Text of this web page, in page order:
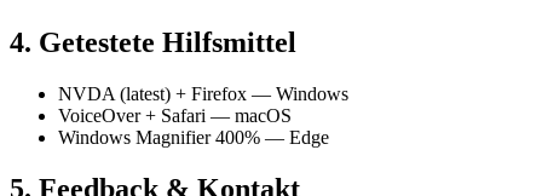
4. Getestete Hilfsmittel
NVDA (latest) + Firefox — Windows
VoiceOver + Safari — macOS
Windows Magnifier 400% — Edge
5. Feedback & Kontakt